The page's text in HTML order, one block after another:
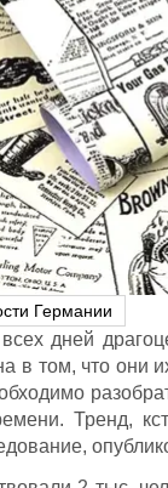
Германии
дней
в том, что они
Тренд,